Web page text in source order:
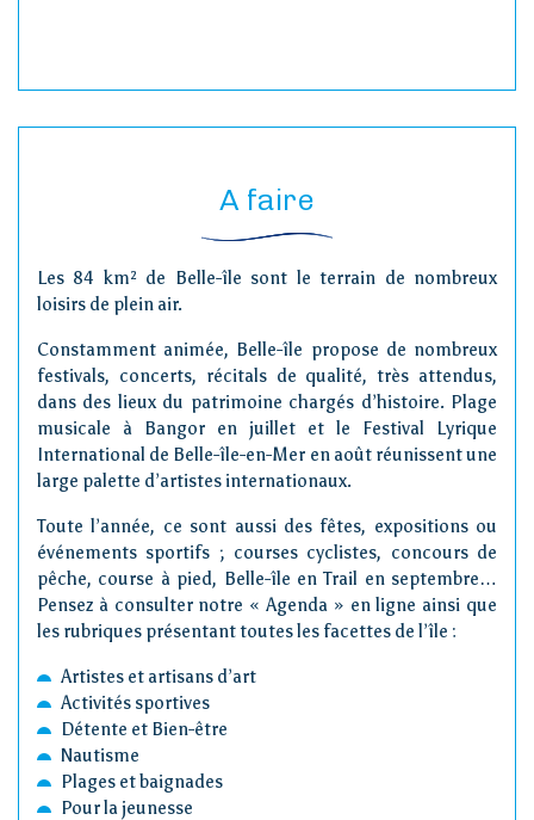
A faire
Les 84 km² de Belle-île sont le terrain de nombreux
loisirs de plein air.
Constamment animée, Belle-île propose de nombreux
festivals, concerts, récitals de qualité, très attendus,
dans des lieux du patrimoine chargés d’histoire. Plage
musicale à Bangor en juillet et le Festival Lyrique
International de Belle-île-en-Mer en août réunissent une
large palette d’artistes internationaux.
Toute l’année, ce sont aussi des fêtes, expositions ou
événements sportifs ; courses cyclistes, concours de
pêche, course à pied, Belle-île en Trail en septembre…
Pensez à consulter notre « Agenda » en ligne ainsi que
les rubriques présentant toutes les facettes de l’île :
Artistes et artisans d’art
Activités sportives
Détente et Bien-être
Nautisme
Plages et baignades
Pour la jeunesse